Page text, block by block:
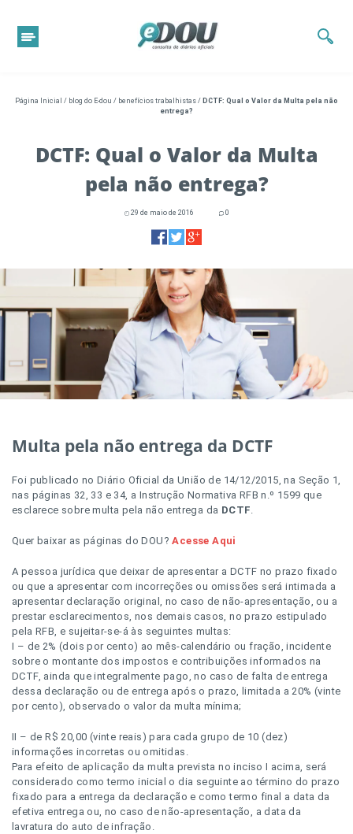
Página Inicial / blog do E-dou / benefícios trabalhistas / DCTF: Qual o Valor da Multa pela não
entrega?
DCTF: Qual o Valor da Multa
pela não entrega?
29 de maio de 2016 0
Multa pela não entrega da DCTF
Foi publicado no Diário Oficial da União de 14/12/2015, na Seção 1,
nas páginas 32, 33 e 34, a Instrução Normativa RFB n.º 1599 que
esclarece sobre multa pela não entrega da DCTF
Quer baixar as páginas do DOU?Acesse Aqui
A pessoa jurídica que deixar de apresentar a DCTF no prazo fixado
ou que a apresentar com incorreções ou omissões será intimada a
apresentar declaração original, no caso de não-apresentação, ou a
prestar esclarecimentos, nos demais casos, no prazo estipulado
pela RFB, e sujeitar-se-á às seguintes multas:
I – de 2% (dois por cento) ao mês-calendário ou fração, incidente
sobre o montante dos impostos e contribuições informados na
DCTF, ainda que integralmente pago, no caso de falta de entrega
dessa declaração ou de entrega após o prazo, limitada a 20% (vinte
por cento), observado o valor da multa mínima;
II – de R$ 20,00 (vinte reais) para cada grupo de 10 (dez)
informações incorretas ou omitidas.
Para efeito de aplicação da multa prevista no inciso I acima, será
considerado como termo inicial o dia seguinte ao término do prazo
fixado para a entrega da declaração e como termo final a data da
efetiva entrega ou, no caso de não-apresentação, a data da
lavratura do auto de infração.